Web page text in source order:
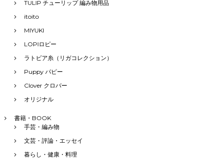
TULIP チューリップ 編み物用品
itoito
MIYUKI
LOPIロピー
ラトビア糸（リガコレクション）
Puppy パピー
Clover クロバー
オリジナル
書籍・BOOK
手芸・編み物
文芸・評論・エッセイ
暮らし・健康・料理